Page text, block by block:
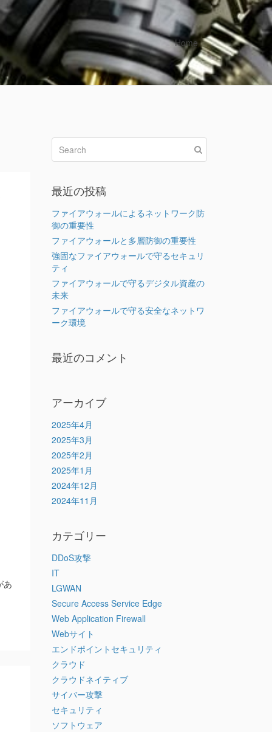
Home
あ
最近の投稿
ファイアウォールによるネットワーク防
御の重要性
ファイアウォールと多層防御の重要性
強固なファイアウォールで守るセキュリ
ティ
ファイアウォールで守るデジタル資産の
未来
ファイアウォールで守る安全なネットワ
ーク環境
最近のコメント
アーカイブ
2025年4月
2025年3月
2025年2月
2025年1月
2024年12月
2024年11月
カテゴリー
DDoS攻撃
IT
LGWAN
Secure Access Service Edge
Web Application Firewall
Webサイト
エンドポイントセキュリティ
クラウド
クラウドネイティブ
サイバー攻撃
セキュリティ
ソフトウェア